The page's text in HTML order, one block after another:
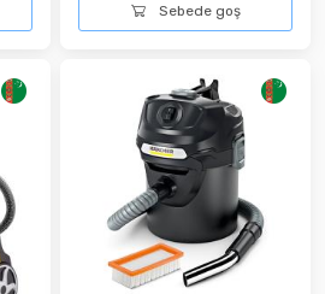
Sebede goş